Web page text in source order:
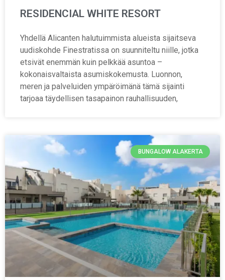
RESIDENCIAL WHITE RESORT
Yhdellä Alicanten halutuimmista alueista sijaitseva
uudiskohde Finestratissa on suunniteltu niille, jotka
etsivät enemmän kuin pelkkää asuntoa –
kokonaisvaltaista asumiskokemusta. Luonnon,
meren ja palveluiden ympäröimänä tämä sijainti
tarjoaa täydellisen tasapainon rauhallisuuden,
BUNGALOW ALAKERTA